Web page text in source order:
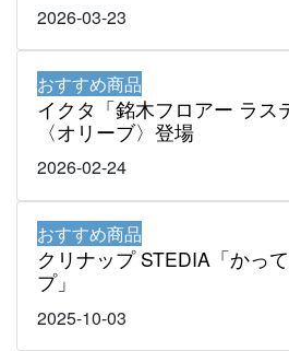
2026-03-23
おすすめ商品
イクタ「銘木フロアー ラス
〈オリーブ〉登場
2026-02-24
おすすめ商品
クリナップ STEDIA「かっ
プ」
2025-10-03